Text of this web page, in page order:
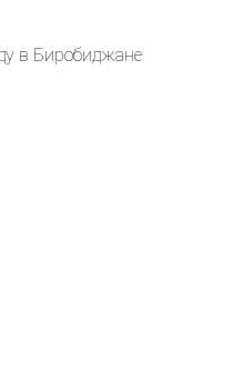
в Биробиджане